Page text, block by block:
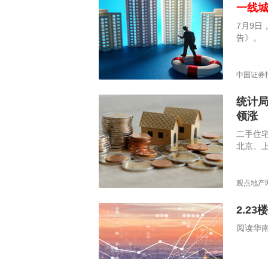
一线
7月9日
告》。
中国证券
统计
领涨
二手住
北京、
观点地产
2.23楼
阅读华